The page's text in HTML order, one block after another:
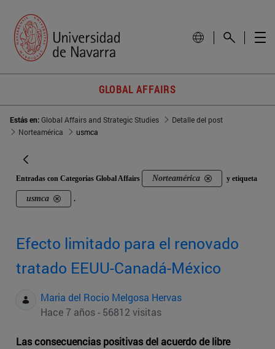
GLOBAL AFFAIRS
Estás en:Global Affairs and Strategic Studies
Detalle del post
Norteamérica
usmca
Entradas con Categorías Global Affairs Norteamérica y etiqueta
usmca .
Efecto limitado para el renovado
tratado EEUU-Canadá-México
Maria del Rocio Melgosa Hervas
Hace 7 años - 56812 visitas
Las consecuencias positivas del acuerdo de libre